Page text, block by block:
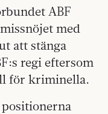
ABF
med
att stänga
regi eftersom
för kriminella.